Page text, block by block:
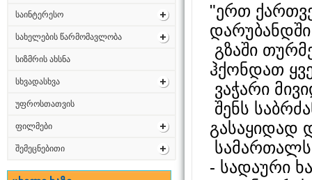
საინტერესო
სახელების წარმომავლობა
სიზმრის ახსნა
სხვადასხვა
უფროსთათვის
ფილმები
შემეცნებითი
"ერთ
გზაში
ჰქონდათ
ვაჭარი
შენს
გასაყიდად
- სადაური